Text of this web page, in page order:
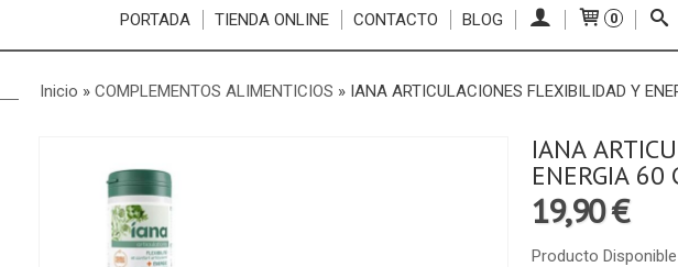
PORTADA TIENDA ONLINE CONTACTO BLOG 0
Inicio » COMPLEMENTOS ALIMENTICIOS » IANA ARTICULACIONES FLEXIBILIDAD Y
IANA
ENERGIA 60
19,90 €
Producto Disponible